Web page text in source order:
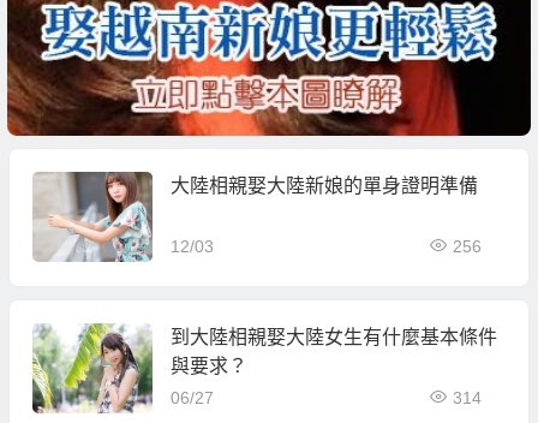
大陸相親娶大陸新娘的單身證明準備
12/03 256
到大陸相親娶大陸女生有什麼基本條件
與要求？
06/27 314